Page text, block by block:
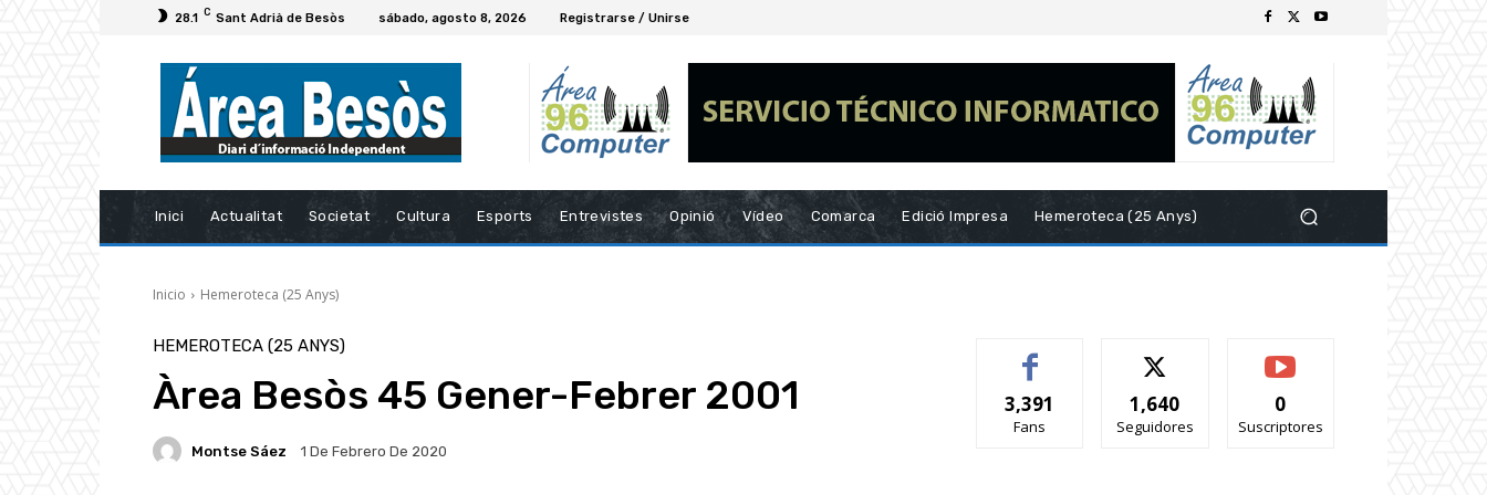
28.1 C Sant Adrià de Besòs sábado, agosto 8, 2026 Registrarse / Unirse
Inici Actualitat Societat Cultura Esports Entrevistes Opinió Vídeo Comarca Edició Impresa Hemeroteca (25 Anys)
Inicio Hemeroteca (25 Anys)
HEMEROTECA (25 ANYS)
Àrea Besòs 45 Gener-Febrer 2001
Montse Sáez 1 De Febrero De 2020
3,391
Fans
1,640
Seguidores
0
Suscriptores